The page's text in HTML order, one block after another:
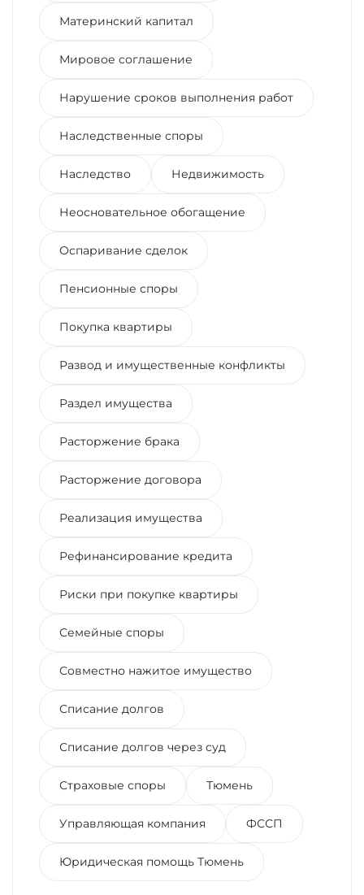
Материнский капитал
Мировое соглашение
Нарушение сроков выполнения работ
Наследственные споры
Наследство Недвижимость
Неосновательное обогащение
Оспаривание сделок
Пенсионные споры
Покупка квартиры
Развод и имущественные конфликты
Раздел имущества
Расторжение брака
Расторжение договора
Реализация имущества
Рефинансирование кредита
Риски при покупке квартиры
Семейные споры
Совместно нажитое имущество
Списание долгов
Списание долгов через суд
Страховые споры Тюмень
Управляющая компания ФССП
Юридическая помощь Тюмень